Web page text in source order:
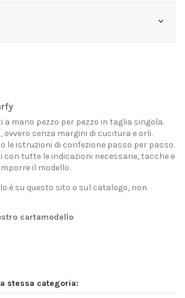
a mano pezzo per pezzo in taglia singola.
ovvero senza margini di cucitura e orli.
le istruzioni di confezione passo per passo.
con tutte le indicazioni necessarie, tacche e
il modello.
è su questo sito o sul catalogo, non
cartamodello
stessa categoria: